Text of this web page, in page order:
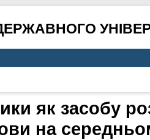
як засобу
на